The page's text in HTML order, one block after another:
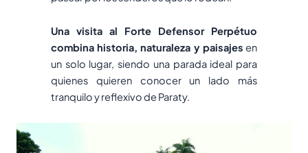
Una visita al Forte Defensor Perpétuo
combina historia, naturaleza y paisajes en
un solo lugar, siendo una parada ideal para
quienes quieren conocer un lado más
tranquilo y reflexivo de Paraty.